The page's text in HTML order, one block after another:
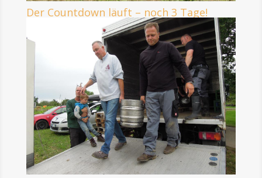
Der Countdown läuft – noch 3 Tage!